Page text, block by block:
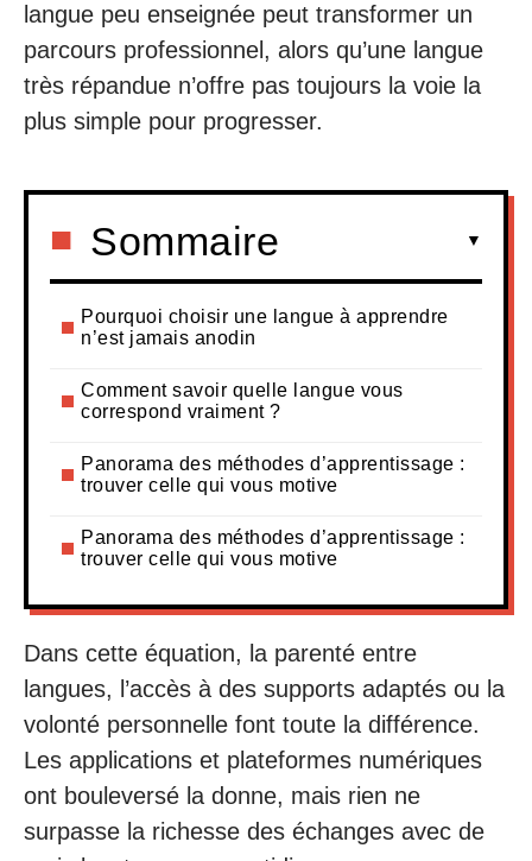
langue peu enseignée peut transformer un
parcours professionnel, alors qu’une langue
très répandue n’offre pas toujours la voie la
plus simple pour progresser.
Sommaire
Pourquoi choisir une langue à apprendre
n’est jamais anodin
Comment savoir quelle langue vous
correspond vraiment ?
Panorama des méthodes d’apprentissage :
trouver celle qui vous motive
Panorama des méthodes d’apprentissage :
trouver celle qui vous motive
Dans cette équation, la parenté entre
langues, l’accès à des supports adaptés ou la
volonté personnelle font toute la différence.
Les applications et plateformes numériques
ont bouleversé la donne, mais rien ne
surpasse la richesse des échanges avec de